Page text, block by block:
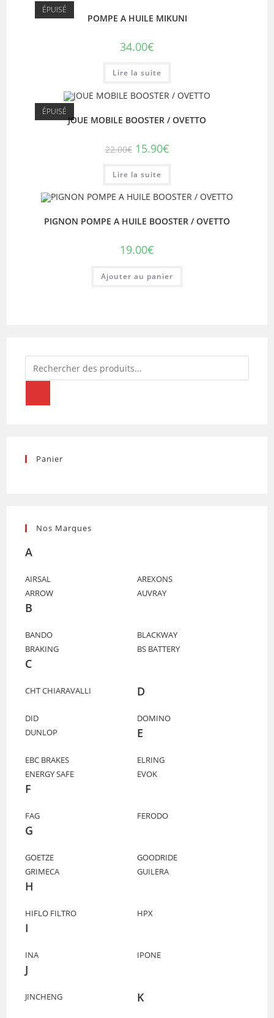
ÉPUISÉ
POMPE A HUILE MIKUNI
34.00€
Lire la suite
ÉPUISÉ
JOUE MOBILE BOOSTER / OVETTO
22.00€ Le
prix
initial
était :
22.00€.
15.90€Le
prix
actuel
Lire la suite
PIGNON POMPE A HUILE BOOSTER / OVETTO
19.00€
Ajouter au panier
Recherche
de
Panier
Nos Marques
A
AIRSAL
AREXONS
ARROW
AUVRAY
B
BANDO
BLACKWAY
BRAKING
BS BATTERY
C
CHT CHIARAVALLI D
DID
DOMINO
DUNLOP
E
EBC BRAKES
ELRING
ENERGY SAFE
EVOK
F
FAG FERODO
G
GOETZE
GOODRIDE
GRIMECA
GUILERA
H
HIFLO FILTRO HPX
I
INA IPONE
J
JINCHENG K